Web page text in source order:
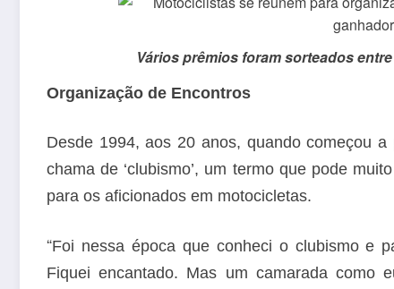
Vários prêmios foram sorteados
Organização de Encontros
Desde 1994, aos 20 anos, quando começou
chama de ‘clubismo’, um termo que pode
para os aficionados em motocicletas.
“Foi nessa época que conheci o clubismo e
Fiquei encantado. Mas um camarada como